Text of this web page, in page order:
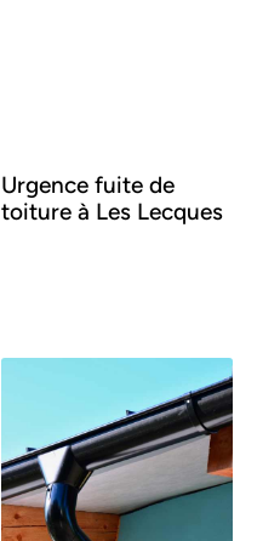
Urgence fuite de
toiture à Les Lecques